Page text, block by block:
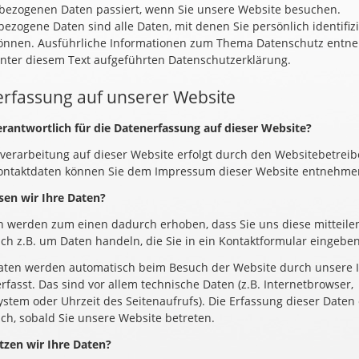
Daten passiert, wenn Sie unsere Website besuchen.
Daten sind alle Daten, mit denen Sie persönlich
Ausführliche Informationen zum Thema Datenschutz
diesem Text aufgeführten Datenschutzerklärung.
auf unserer Website
für die Datenerfassung auf dieser Website?
auf dieser Website erfolgt durch den
können Sie dem Impressum dieser Website
wir Ihre Daten?
werden zum einen dadurch erhoben, dass Sie uns diese
z.B. um Daten handeln, die Sie in ein Kontaktformular
werden automatisch beim Besuch der Website durch unsere
Das sind vor allem technische Daten (z.B. Internetbrowser,
oder Uhrzeit des Seitenaufrufs). Die Erfassung dieser
sobald Sie unsere Website betreten.
wir Ihre Daten?